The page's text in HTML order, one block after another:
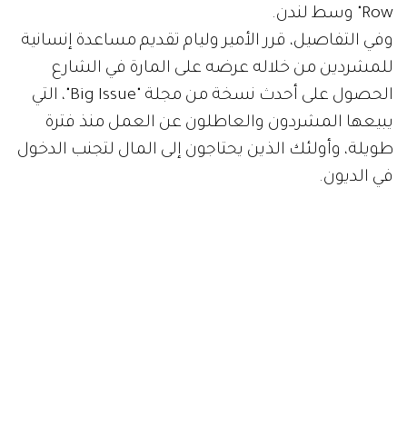
Row" وسط لندن.
وفي التفاصيل، قرر الأمير وليام تقديم مساعدة إنسانية
للمشردين من خلاله عرضه على المارة في الشارع
الحصول على أحدث نسخة من مجلة "Big Issue"، التي
يبيعها المشردون والعاطلون عن العمل منذ فترة
طويلة، وأولئك الذين يحتاجون إلى المال لتجنب الدخول
في الديون.